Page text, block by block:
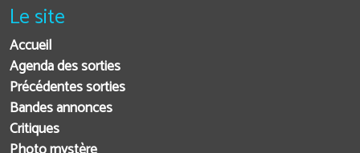
Le site
Accueil
Agenda des sorties
Précédentes sorties
Bandes annonces
Critiques